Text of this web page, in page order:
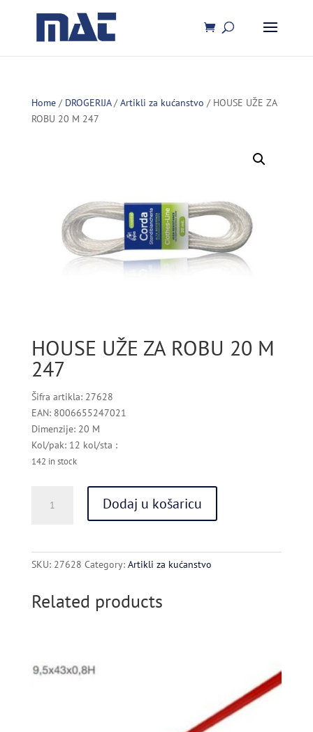
Home/ DROGERIJA/Artikli za kućanstvo / HOUSE UŽE ZA
ROBU 20 M 247
HOUSE UŽE ZA ROBU 20 M
247
Šifra artikla: 27628
EAN: 8006655247021
Dimenzije: 20 M
Kol/pak: 12 kol/sta :
142 in stock
quantity
Dodaj u košaricu
SKU: 27628 Category: Artikli za kućanstvo
Related products